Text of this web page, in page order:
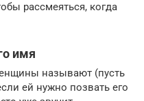
рассмеяться, когда
имя
называют (пусть
ей нужно позвать его